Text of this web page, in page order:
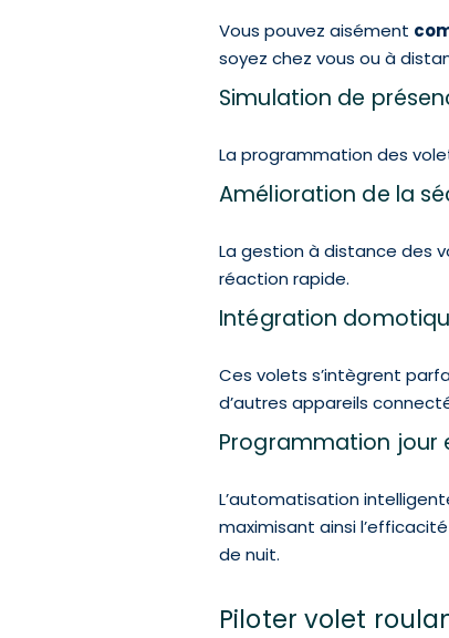
Vous pouvez aisément
soyez chez vous ou à
Simulation de
La programmation des
Amélioration de la
La gestion à distance des
réaction rapide.
Intégration
Ces volets s’intègrent
d’autres appareils
Programmation jour
L’automatisation
maximisant ainsi
de nuit.
Piloter volet